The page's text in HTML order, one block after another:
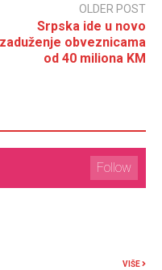
OLDER POST
Srpska ide u novo
zaduženje obveznicama
od 40 miliona KM
Follow
VIŠE